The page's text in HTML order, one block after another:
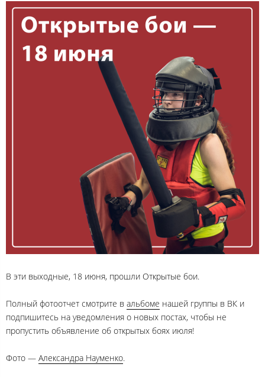
В эти выходные, 18 июня, прошли Открытые бои.
Полный фотоотчет смотрите в альбоме нашей группы в ВК и
подпишитесь на уведомления о новых постах, чтобы не
пропустить объявление об открытых боях июля!
Фото — Александра Науменко.